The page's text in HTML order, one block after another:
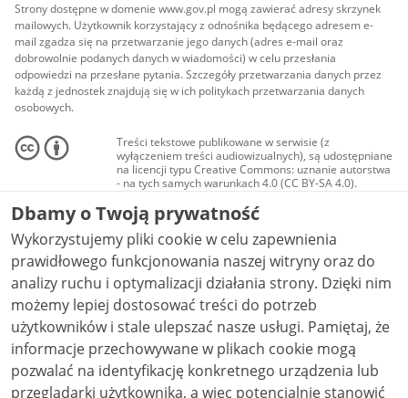
Strony dostępne w domenie www.gov.pl mogą zawierać adresy skrzynek
mailowych. Użytkownik korzystający z odnośnika będącego adresem e-
mail zgadza się na przetwarzanie jego danych (adres e-mail oraz
dobrowolnie podanych danych w wiadomości) w celu przesłania
odpowiedzi na przesłane pytania. Szczegóły przetwarzania danych przez
każdą z jednostek znajdują się w ich politykach przetwarzania danych
osobowych.
Treści tekstowe publikowane w serwisie (z
wyłączeniem treści audiowizualnych), są udostępniane
na licencji typu Creative Commons: uznanie autorstwa
- na tych samych warunkach 4.0 (CC BY-SA 4.0).
Materiały audiowizualne, w tym zdjęcia, materiały
audio i wideo, są udostępniane na licencji typu
Creative Commons: uznanie autorstwa użycie
niekomercyjne - bez utworów zależnych 4.0 (CC BY-
NC-ND 4.0), o ile nie jest to stwierdzone inaczej.
Dbamy o Twoją prywatność
Wykorzystujemy pliki cookie w celu zapewnienia
prawidłowego funkcjonowania naszej witryny oraz do
analizy ruchu i optymalizacji działania strony. Dzięki nim
możemy lepiej dostosować treści do potrzeb
użytkowników i stale ulepszać nasze usługi. Pamiętaj, że
informacje przechowywane w plikach cookie mogą
pozwalać na identyfikację konkretnego urządzenia lub
przeglądarki użytkownika, a więc potencjalnie stanowić